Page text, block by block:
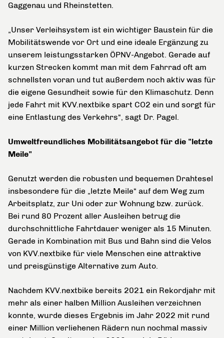
Gaggenau und Rheinstetten.
„Unser Verleihsystem ist ein wichtiger Baustein für die
Mobilitätswende vor Ort und eine ideale Ergänzung zu
unserem leistungsstarken ÖPNV-Angebot. Gerade auf
kurzen Strecken kommt man mit dem Fahrrad oft am
schnellsten voran und tut außerdem noch aktiv was für
die eigene Gesundheit sowie für den Klimaschutz. Denn
jede Fahrt mit KVV.nextbike spart CO2 ein und sorgt für
eine Entlastung des Verkehrs“, sagt Dr. Pagel.
Umweltfreundliches Mobilitätsangebot für die "letzte
Meile"
Genutzt werden die robusten und bequemen Drahtesel
insbesondere für die „letzte Meile“ auf dem Weg zum
Arbeitsplatz, zur Uni oder zur Wohnung bzw. zurück.
Bei rund 80 Prozent aller Ausleihen betrug die
durchschnittliche Fahrtdauer weniger als 15 Minuten.
Gerade in Kombination mit Bus und Bahn sind die Velos
von KVV.nextbike für viele Menschen eine attraktive
und preisgünstige Alternative zum Auto.
Nachdem KVV.nextbike bereits 2021 ein Rekordjahr mit
mehr als einer halben Million Ausleihen verzeichnen
konnte, wurde dieses Ergebnis im Jahr 2022 mit rund
einer Million verliehenen Rädern nun nochmal massiv